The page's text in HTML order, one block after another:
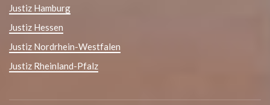
Justiz Hamburg
Justiz Hessen
Justiz Nordrhein-Westfalen
Justiz Rheinland-Pfalz